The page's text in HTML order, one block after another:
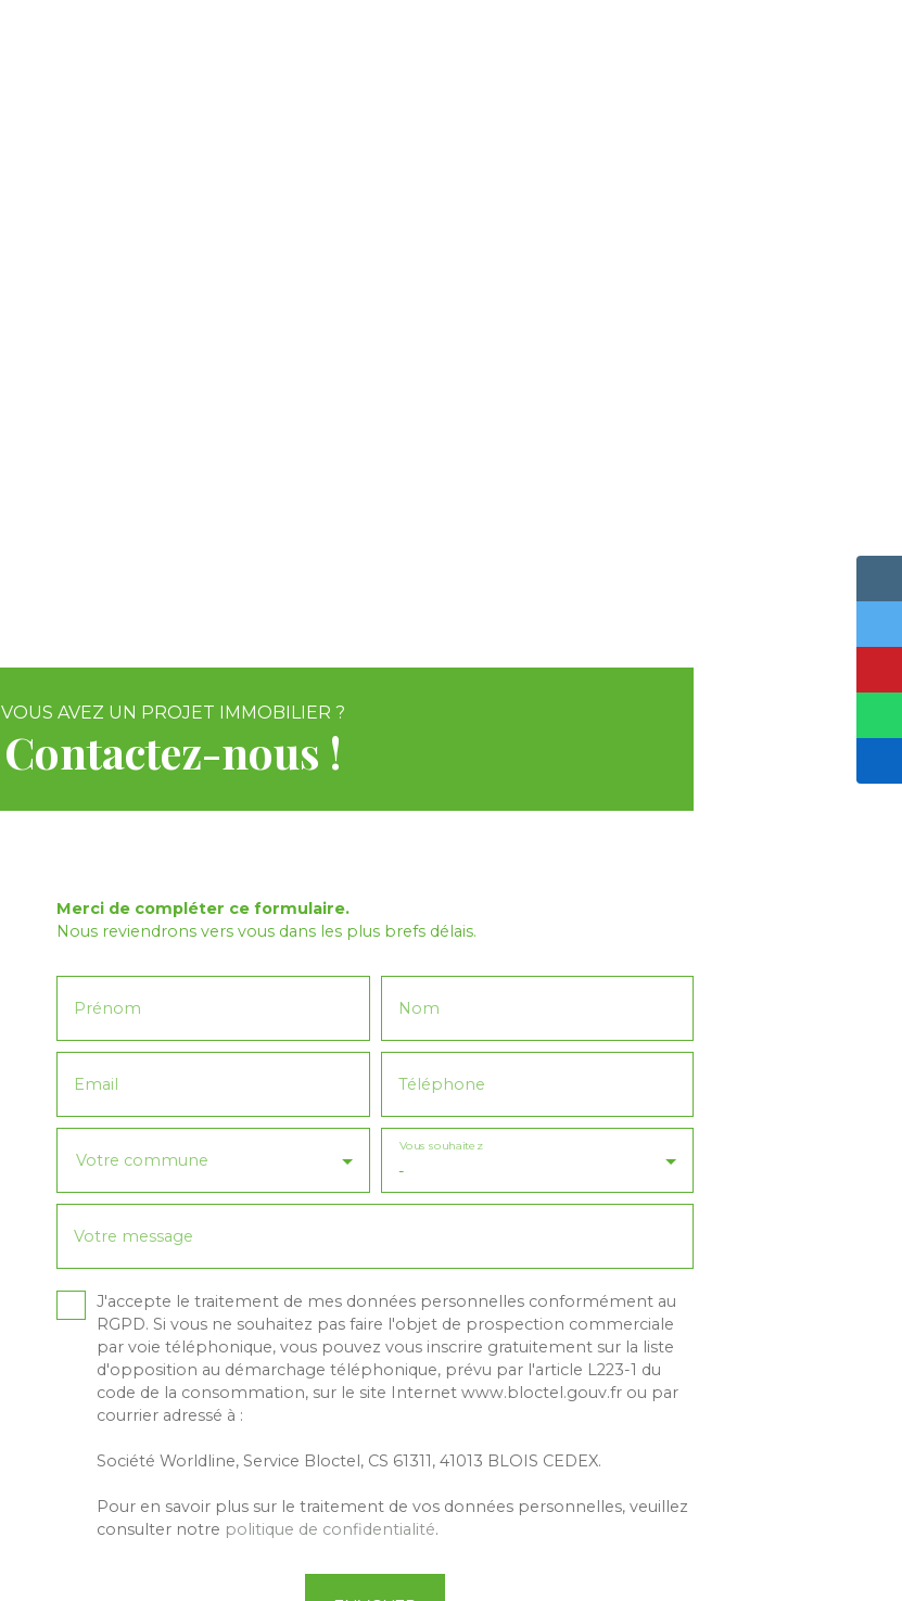
VOUS AVEZ UN PROJET IMMOBILIER ?
Contactez-nous !
Merci de compléter ce formulaire.
Nous reviendrons vers vous dans les plus brefs délais.
Prénom Nom
Email Téléphone
Votre commune
-
Vous souhaitez
Votre message
J'accepte le traitement de mes données personnelles conformément au
RGPD. Si vous ne souhaitez pas faire l'objet de prospection commerciale
par voie téléphonique, vous pouvez vous inscrire gratuitement sur la liste
d'opposition au démarchage téléphonique, prévu par l'article L223-1 du
code de la consommation, sur le site Internet www.bloctel.gouv.fr ou par
courrier adressé à :
Société Worldline, Service Bloctel, CS 61311, 41013 BLOIS CEDEX.
Pour en savoir plus sur le traitement de vos données personnelles, veuillez
consulter notre politique de confidentialité.